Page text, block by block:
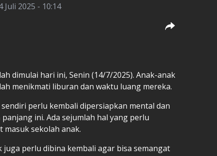
Juli 2025 - 10:14
dimulai hari ini, Senin (14/7/2025). Anak-anak
menikmati liburan dan waktu luang mereka.
perlu kembali dipersiapkan mental dan
ini. Ada sejumlah hal yang perlu
sekolah anak.
perlu dibina kembali agar bisa semangat